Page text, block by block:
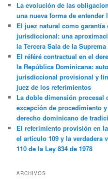
La evolución de las
una nueva forma de
El juez natural como garantía
jurisdiccional: una
la Tercera Sala de la
El référé contractual en el
la República Dominicana:
jurisdiccional provisional y
juez de los referimientos
La doble dimensión procesal
excepción de procedimiento
derecho dominicano de
El referimiento provisión en
el artículo 109 y la
110 de la Ley 834 de 1978
ARCHIVOS